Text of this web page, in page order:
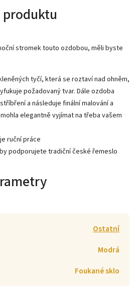
stromek touto ozdobou, měli byste
tyčí, která se roztaví nad ohněm,
požadovaný tvar. Dále ozdoba
a následuje finální malování a
elegantně vyjímat na třeba vašem
ruční práce
podporujete tradiční české řemeslo
Ostatní
Modrá
Foukané sklo